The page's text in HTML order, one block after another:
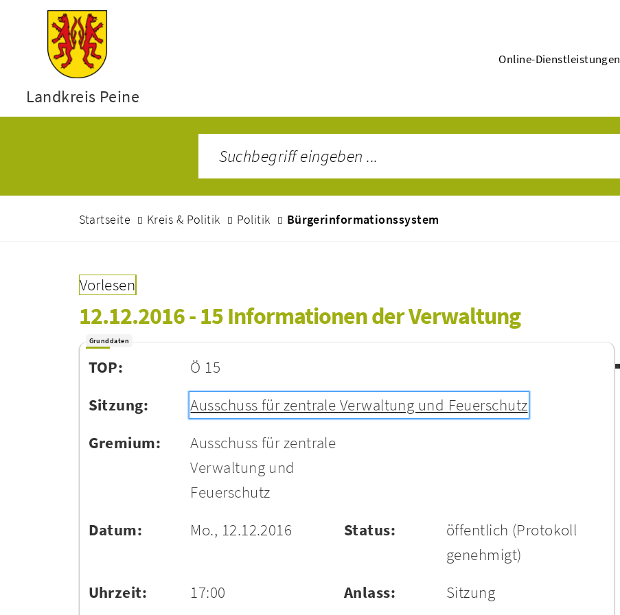
Landkreis Peine
Online-Dienstleistungen
Startseite Kreis & Politik Politik Bürgerinformationssystem
Vorlesen
12.12.2016 - 15 Informationen der Verwaltung
Grunddaten
TOP:
Ö 15
Sitzung:
Ausschuss für zentrale Verwaltung und Feuerschutz
Gremium:
Ausschuss für zentrale
Verwaltung und
Feuerschutz
Datum:
Mo., 12.12.2016 Status: öffentlich (Protokoll
genehmigt)
Uhrzeit:
17:00 Anlass: Sitzung